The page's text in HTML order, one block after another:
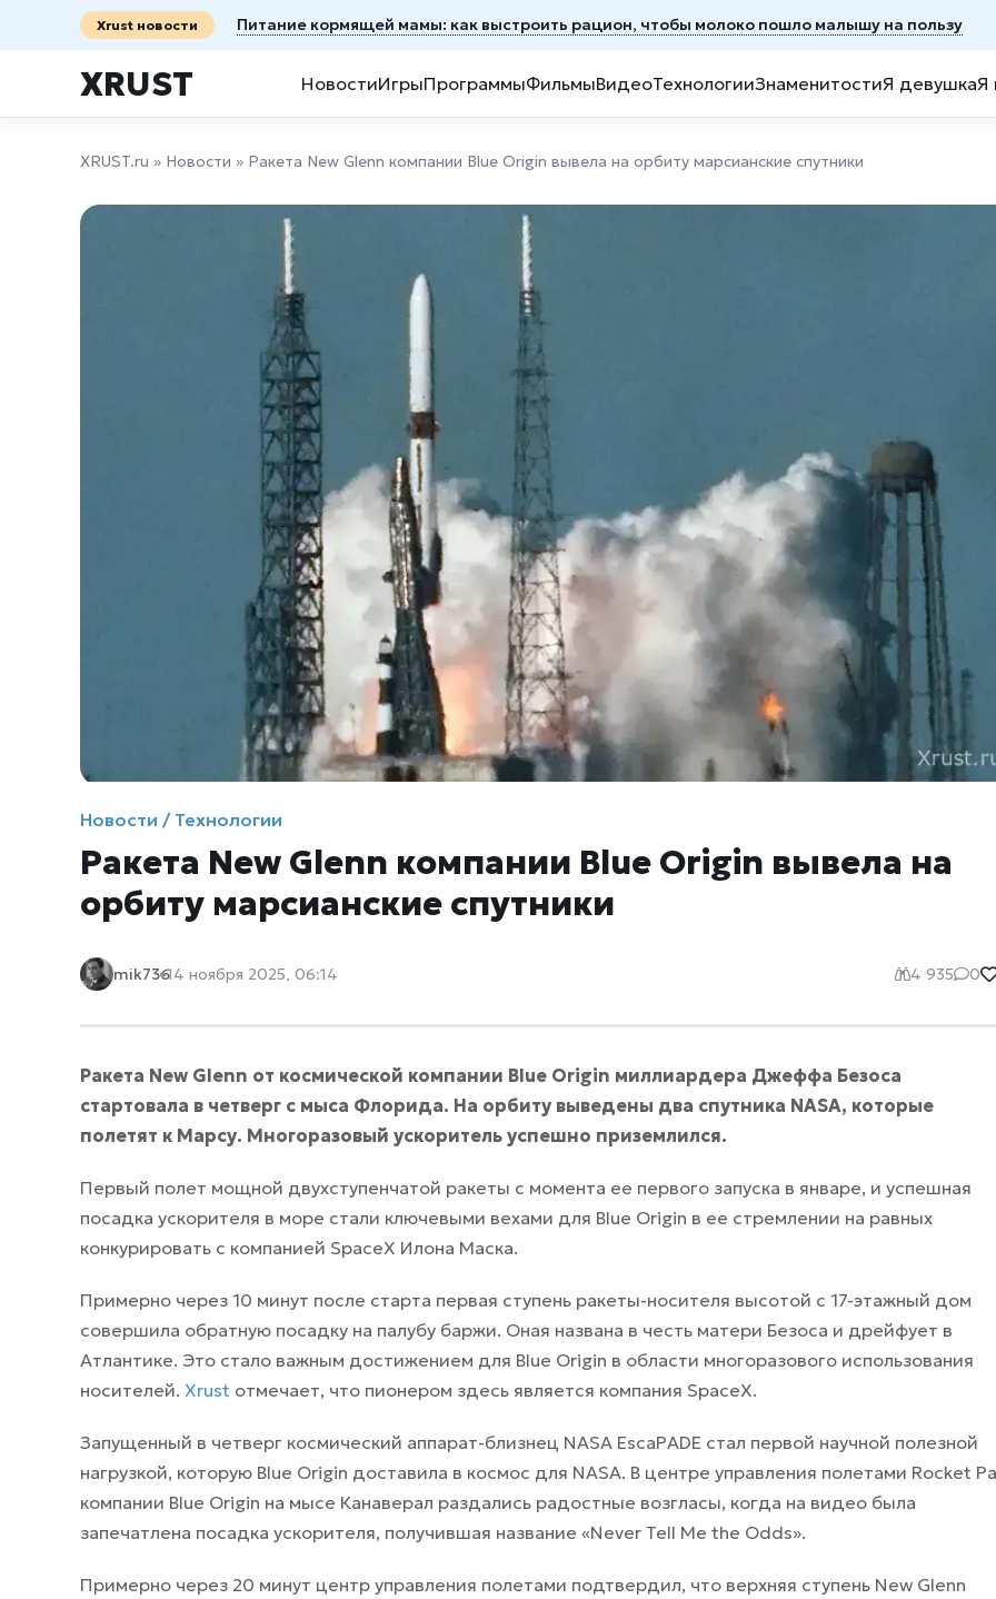
Xrust новости Питание кормящей мамы: как выстроить рацион, чтобы молоко пошло малышу на пользу
XRUST НовостиИгрыПрограммыФильмыВидеоТехнологииЗнаменитостиЯ девушкаЯ
XRUST.ru » Новости » Ракета New Glenn компании Blue Origin вывела на орбиту марсианские спутники
Новости / Технологии
Ракета New Glenn компании Blue Origin вывела на
орбиту марсианские спутники
mik73614 ноября 2025, 06:14 4 935 0
Ракета New Glenn от космической компании Blue Origin миллиардера Джеффа Безоса
стартовала в четверг с мыса Флорида. На орбиту выведены два спутника NASA, которые
полетят к Марсу. Многоразовый ускоритель успешно приземлился.
Первый полет мощной двухступенчатой ракеты с момента ее первого запуска в январе, и успешная
посадка ускорителя в море стали ключевыми вехами для Blue Origin в ее стремлении на равных
конкурировать с компанией SpaceX Илона Маска.
Примерно через 10 минут после старта первая ступень ракеты-носителя высотой с 17-этажный дом
совершила обратную посадку на палубу баржи. Оная названа в честь матери Безоса и дрейфует в
Атлантике. Это стало важным достижением для Blue Origin в области многоразового использования
носителей. Xrust отмечает, что пионером здесь является компания SpaceX.
Запущенный в четверг космический аппарат-близнец NASA EscaPADE стал первой научной полезной
нагрузкой, которую Blue Origin доставила в космос для NASA. В центре управления полетами Rocket
компании Blue Origin на мысе Канаверал раздались радостные возгласы, когда на видео была
запечатлена посадка ускорителя, получившая название «Never Tell Me the Odds».
Примерно через 20 минут центр управления полетами подтвердил, что верхняя ступень New Glenn